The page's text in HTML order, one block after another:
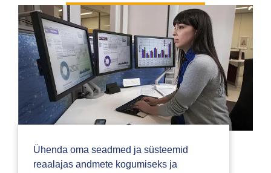
Ühenda oma seadmed ja süsteemid
reaalajas andmete kogumiseks ja